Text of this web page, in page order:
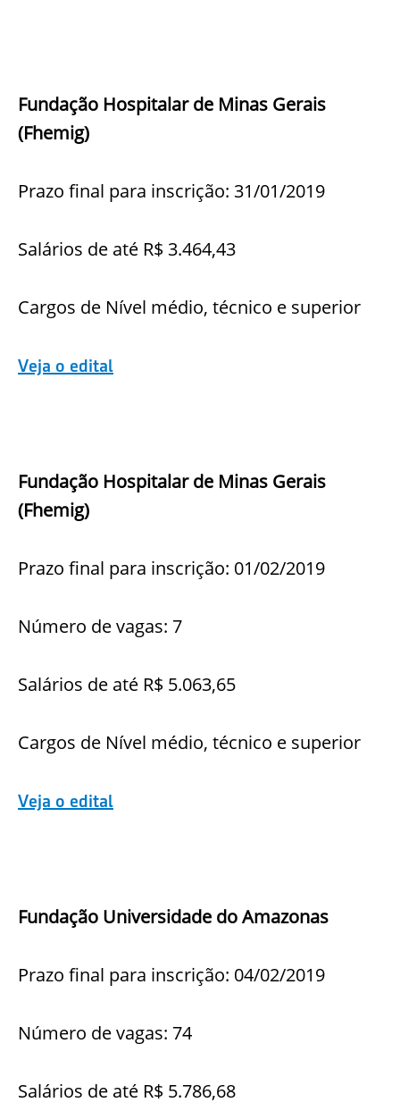
Fundação Hospitalar de Minas Gerais
(Fhemig)
Prazo final para inscrição: 31/01/2019
Salários de até R$ 3.464,43
Cargos de Nível médio, técnico e superior
Veja o edital
Fundação Hospitalar de Minas Gerais
(Fhemig)
Prazo final para inscrição: 01/02/2019
Número de vagas: 7
Salários de até R$ 5.063,65
Cargos de Nível médio, técnico e superior
Veja o edital
Fundação Universidade do Amazonas
Prazo final para inscrição: 04/02/2019
Número de vagas: 74
Salários de até R$ 5.786,68